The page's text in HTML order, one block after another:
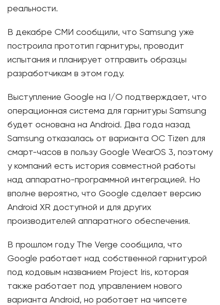
реальности.
В декабре СМИ сообщили, что Samsung уже
построила прототип гарнитуры, проводит
испытания и планирует отправить образцы
разработчикам в этом году.
Выступление Google на I/O подтверждает, что
операционная система для гарнитуры Samsung
будет основана на Android. Два года назад
Samsung отказалась от варианта ОС Tizen для
смарт-часов в пользу Google WearOS 3, поэтому
у компаний есть история совместной работы
над аппаратно-программной интеграцией. Но
вполне вероятно, что Google сделает версию
Android XR доступной и для других
производителей аппаратного обеспечения.
В прошлом году The Verge сообщила, что
Google работает над собственной гарнитурой
под кодовым названием Project Iris, которая
также работает под управлением нового
варианта Android, но работает на чипсете